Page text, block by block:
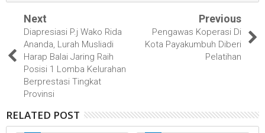
Next
Diapresiasi P.j Wako Rida
Ananda, Lurah Musliadi
Harap Balai Jaring Raih
Posisi 1 Lomba Kelurahan
Berprestasi Tingkat
Provinsi
Previous
Pengawas Koperasi Di
Kota Payakumbuh Diberi
Pelatihan
RELATED POST